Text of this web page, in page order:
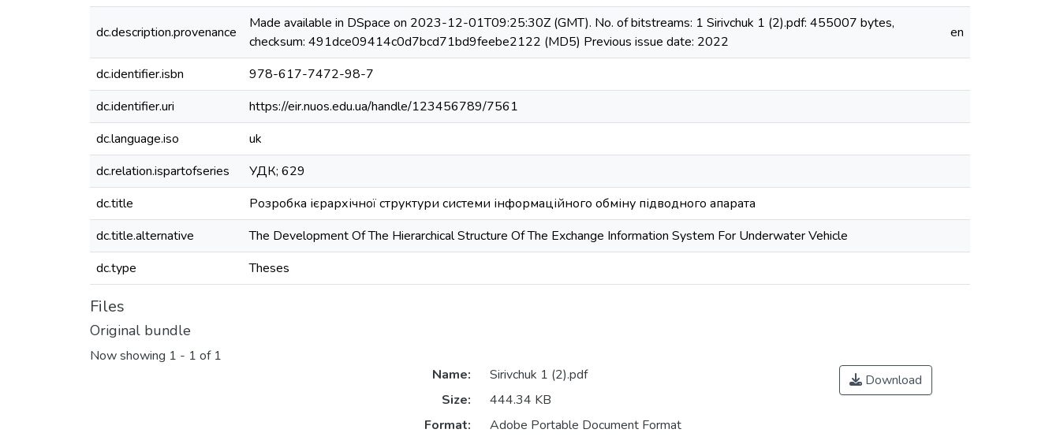
dc.description.provenance
Made available in DSpace on 2023-12-01T09:25:30Z (GMT). No. of bitstreams: 1 Sirivchuk 1 (2).pdf: 455007 bytes,
checksum: 491dce09414c0d7bcd71bd9feebe2122 (MD5) Previous issue date: 2022
en
dc.identifier.isbn
978-617-7472-98-7
dc.identifier.uri
https://eir.nuos.edu.ua/handle/123456789/7561
dc.language.iso
uk
dc.relation.ispartofseries
УДК; 629
dc.title
Розробка ієрархічної структури системи інформаційного обміну підводного апарата
dc.title.alternative
The Development Of The Hierarchical Structure Of The Exchange Information System For Underwater Vehicle
dc.type
Theses
Files
Original bundle
Now showing 1 - 1 of 1
Name:
Sirivchuk 1 (2).pdf
Size:
444.34 KB
Format:
Adobe Portable Document Format
Download